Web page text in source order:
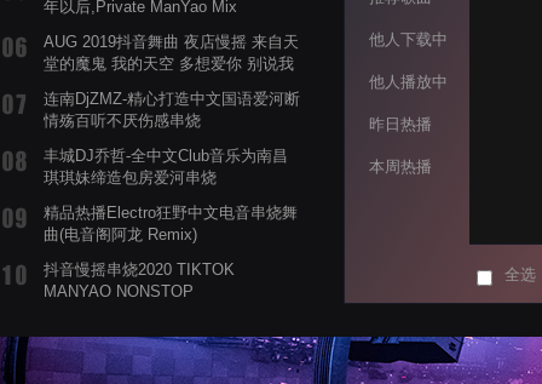
年以后,Private ManYao Mix
AUG 2019抖音舞曲 夜店慢摇 来自天
堂的魔鬼 我的天空 多想爱你 别说我
连南DjZMZ-精心打造中文国语爱河断
情殇百听不厌伤感串烧
丰城DJ乔哲-全中文Club音乐为南昌
琪琪妹缔造包房爱河串烧
精品热播Electro狂野中文电音串烧舞
曲(电音阁阿龙 Remix)
抖音慢摇串烧2020 TIKTOK
MANYAO NONSTOP
蝉爸爸妈妈爱存在夏天的风是想你的
声音啊
他人下载中
他人播放中
昨日热播
本周热播
全选